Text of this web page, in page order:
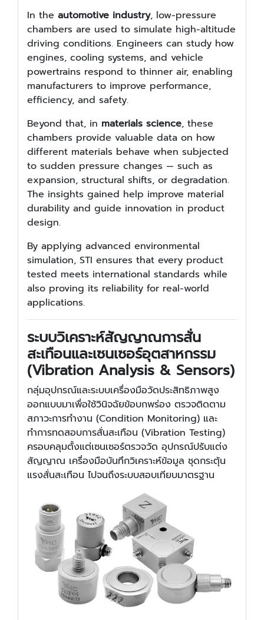
In the automotive industry, low-pressure
chambers are used to simulate high-altitude
driving conditions. Engineers can study how
engines, cooling systems, and vehicle
powertrains respond to thinner air, enabling
manufacturers to improve performance,
efficiency, and safety.
Beyond that, in materials science, these
chambers provide valuable data on how
different materials behave when subjected
to sudden pressure changes — such as
expansion, structural shifts, or degradation.
The insights gained help improve material
durability and guide innovation in product
design.
By applying advanced environmental
simulation, STI ensures that every product
tested meets international standards while
also proving its reliability for real-world
applications.
ระบบวิเคราะห์สัญญาณการสั่น
สะเทือนและเซนเซอร์อุตสาหกรรม
(Vibration Analysis & Sensors)
กลุ่มอุปกรณ์และระบบเครื่องมือวัดประสิทธิภาพสูง
ออกแบบมาเพื่อใช้วินิจฉัยข้อบกพร่อง ตรวจติดตาม
สภาวะการทำงาน (Condition Monitoring) และ
ทำการทดสอบการสั่นสะเทือน (Vibration Testing)
ครอบคลุมตั้งแต่เซนเซอร์ตรวจวัด อุปกรณ์ปรับแต่ง
สัญญาณ เครื่องมือบันทึกวิเคราะห์ข้อมูล ชุดกระตุ้น
แรงสั่นสะเทือน ไปจนถึงระบบสอบเทียบมาตรฐาน